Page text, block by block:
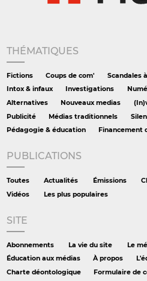
THÉMATIQUES
Fictions Coups de com'
Scandales
Intox & infaux
Investigations
Alternatives
Nouveaux medias
Publicité
Médias traditionnels
Pédagogie & éducation
Financement
PUBLICATIONS
Toutes Actualités Émissions
Vidéos
Les plus populaires
SITE
Abonnements La vie du site Le
Éducation aux médias
À propos
Charte déontologique
Formulaire de